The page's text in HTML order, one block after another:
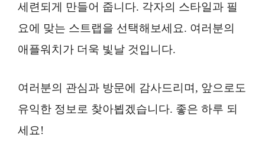
세련되게 만들어 줍니다. 각자의 스타일과 필
요에 맞는 스트랩을 선택해보세요. 여러분의
애플워치가 더욱 빛날 것입니다.
여러분의 관심과 방문에 감사드리며, 앞으로도
유익한 정보로 찾아뵙겠습니다. 좋은 하루 되
세요!